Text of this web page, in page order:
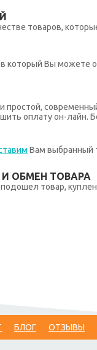
товаров,
в который Вы
простой,
оплату он-лайн.
Вам выбранный
ОБМЕН ТОВАРА
товар,
БЛОГ ОТЗЫВЫ